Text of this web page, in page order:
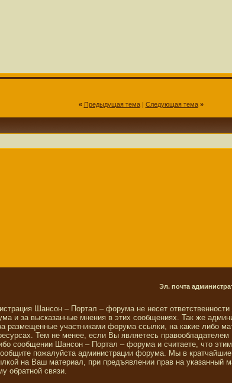
« Предыдущая тема| Следующая тема »
Эл. почта
Шансон – Портал – форума не несет
и за высказанные мнения в этих сообщениях. Так же
размещенные участниками форума ссылки, на какие либо
Тем не менее, если Вы являетесь правообладателем
сообщении Шансон – Портал – форума и считаете, что
пожалуйста администрации форума. Мы в кратчайшие
на Ваш материал, при предъявлении прав на указанный
обратной связи.